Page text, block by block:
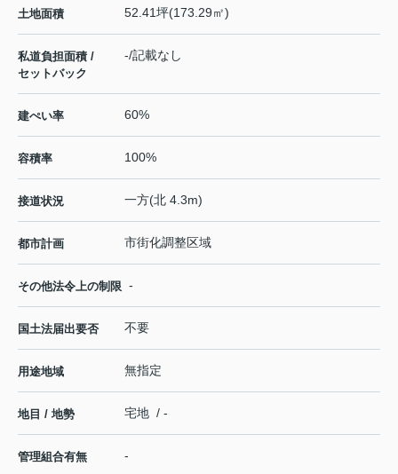
土地面積 52.41坪(173.29㎡)
私道負担面積 /
セットバック
-/記載なし
建ぺい率 60%
容積率 100%
接道状況 一方(北 4.3m)
都市計画 市街化調整区域
その他法令上の制限 -
国土法届出要否 不要
用途地域 無指定
地目 / 地勢 宅地 / -
管理組合有無 -